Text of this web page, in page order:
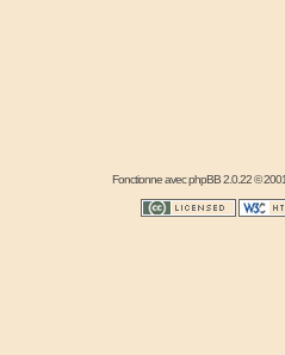
Fonctionne avecphpBB2.0.22 ©